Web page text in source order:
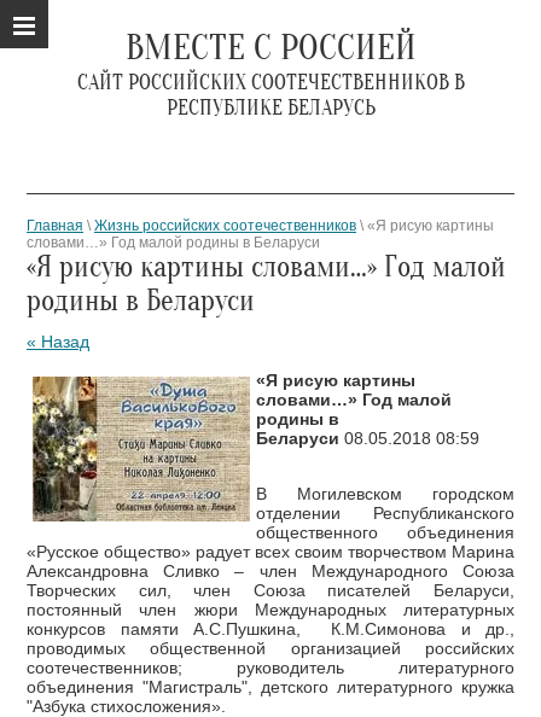
ВМЕСТЕ С РОССИЕЙ
САЙТ РОССИЙСКИХ СООТЕЧЕСТВЕННИКОВ В
РЕСПУБЛИКЕ БЕЛАРУСЬ
Главная \Жизнь российских соотечественников \ «Я рисую картины
словами…» Год малой родины в Беларуси
«Я рисую картины словами…» Год малой
родины в Беларуси
« Назад
«Я рисую картины
словами…» Год малой
родины в
Беларуси 08.05.2018 08:59
В Могилевском городском
отделении Республиканского
общественного объединения
«Русское общество» радует всех своим творчеством Марина
Александровна Сливко – член Международного Союза
Творческих сил, член Союза писателей Беларуси,
постоянный член жюри Международных литературных
конкурсов памяти А.С.Пушкина, К.М.Симонова и др.,
проводимых общественной организацией российских
соотечественников; руководитель литературного
объединения "Магистраль", детского литературного кружка
"Азбука стихосложения».